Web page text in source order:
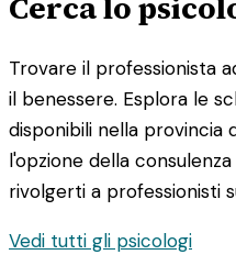
Trovare il professionista
il benessere. Esplora le
disponibili nella provincia
l'opzione della
rivolgerti a professionisti
Vedi tutti gli psicologi